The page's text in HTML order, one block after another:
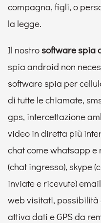
compagna, figli, o
la legge.
Il nostrosoftware spia
spia android non
software spia per
di tutte le chiamate,
gps, intercettazione
video in diretta più
chat come whatsapp
(chat ingresso), skype
inviate e ricevute)
web visitati, possibilità
attiva dati e GPS da